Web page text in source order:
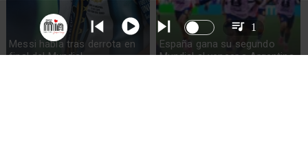
Messi habla tras derrota en
final del Mundial
España gana su segundo
Mundial al vencer a Argentina
1